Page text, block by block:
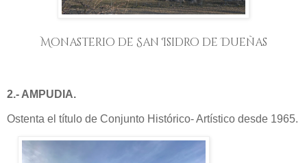
Monasterio de San Isidro de Dueñas
2.- AMPUDIA.
Ostenta el título de Conjunto Histórico- Artístico desde 1965.